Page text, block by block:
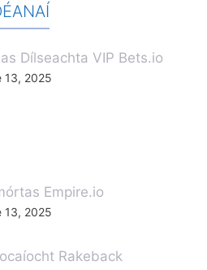
Dílseachta VIP Bets.io
13, 2025
Empire.io
13, 2025
Rakeback